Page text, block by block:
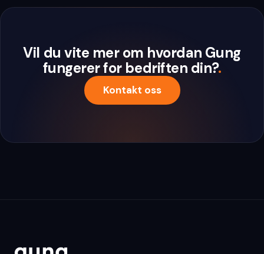
Vil du vite mer om hvordan Gung
fungerer for bedriften din?.
Kontakt oss